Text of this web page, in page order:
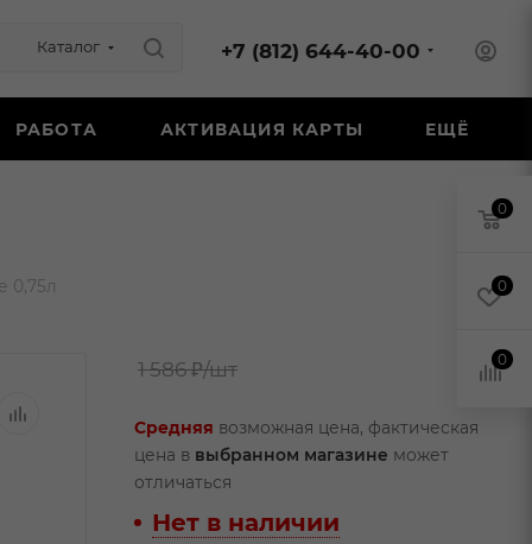
Каталог +7 (812) 644-40-00
РАБОТА АКТИВАЦИЯ КАРТЫ ЕЩЁ
0,75л
1 586 ₽/шт
Средняя возможная цена, фактическая
цена в выбранном магазине может
отличаться
Нет в наличии
0
0
0